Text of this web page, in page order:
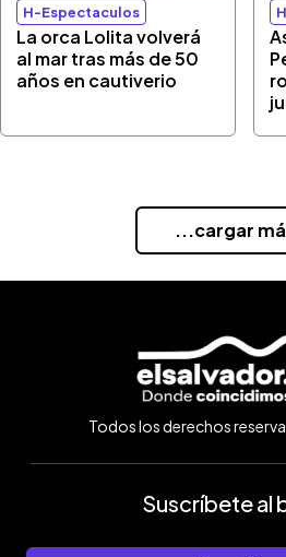
H-Espectaculos
La orca Lolita volverá
al mar tras más de 50
años en cautiverio
...cargar
Todos los derechos
Suscríbete al